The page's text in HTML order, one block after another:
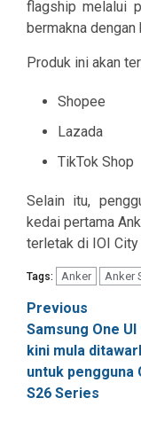
flagship melalui
bermakna dengan
Produk ini akan
Shopee
Lazada
TikTok Shop
Selain itu,
kedai pertama
terletak di IOI City
Tags: Anker Anker
Post
Previous
Samsung One UI
kini mula
untuk pengguna
S26 Series